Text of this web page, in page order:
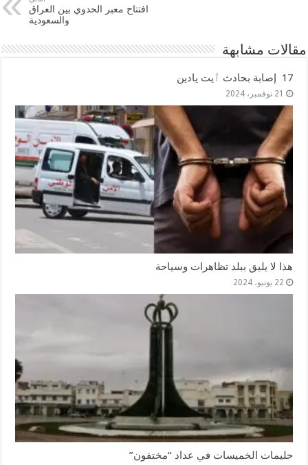
افتتاح معبر الحدوي بين العراق
والسعودية
مقالات مشابهة
17 إصابة بحادث ٱيت يادين
21 نوفمبر، 2024
هذا لا يليق ببلد تظاهرات وسياحة
22 يونيو، 2024
حليمات الخميسات في عداد “مختفون”